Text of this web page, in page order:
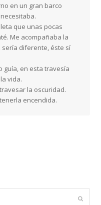
en un gran barco
que unas pocas
Me acompañaba la
diferente, éste sí
guía, en esta travesía
vida.
la oscuridad.
encendida.
Enviar